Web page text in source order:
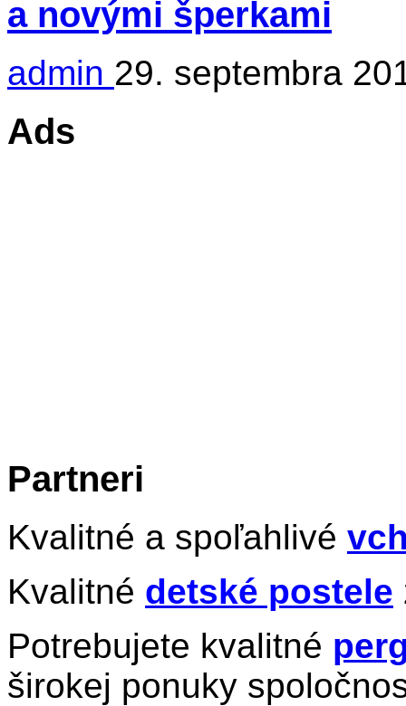
a novými šperkami
admin 29. septembra
Ads
Partneri
Kvalitné a spoľahlivé
Kvalitné detské postele
Potrebujete kvalitné
širokej ponuky